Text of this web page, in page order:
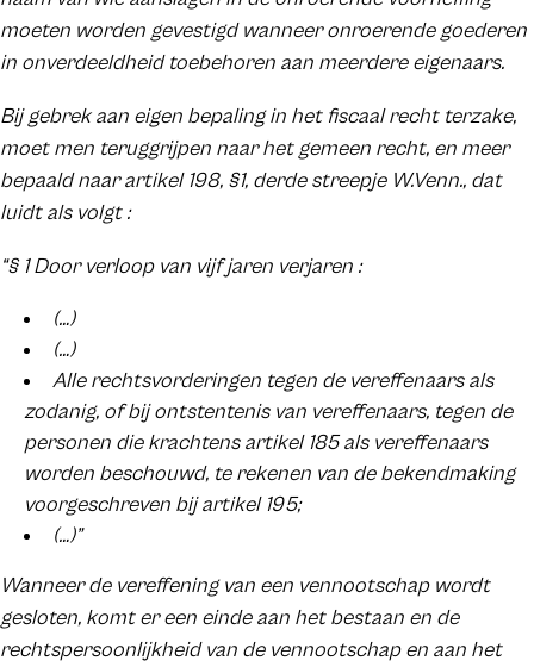
moeten worden gevestigd wanneer onroerende goederen
in onverdeeldheid toebehoren aan meerdere eigenaars.
Bij gebrek aan eigen bepaling in het fiscaal recht terzake,
moet men teruggrijpen naar het gemeen recht, en meer
bepaald naar artikel 198, §1, derde streepje W.Venn., dat
luidt als volgt :
“§ 1 Door verloop van vijf jaren verjaren :
(…)
(…)
Alle rechtsvorderingen tegen de vereffenaars als
zodanig, of bij ontstentenis van vereffenaars, tegen de
personen die krachtens artikel 185 als vereffenaars
worden beschouwd, te rekenen van de bekendmaking
voorgeschreven bij artikel 195;
(…)”
Wanneer de vereffening van een vennootschap wordt
gesloten, komt er een einde aan het bestaan en de
rechtspersoonlijkheid van de vennootschap en aan het